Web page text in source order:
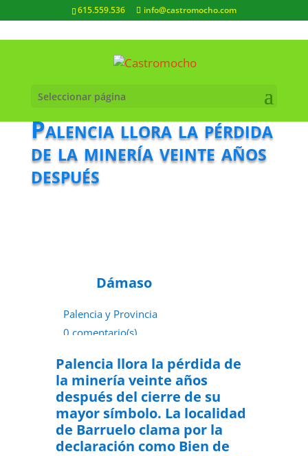
615.559.536 info@castromocho.com
Seleccionar página
Palencia llora la pérdida
de la minería veinte años
después
Dámaso
Palencia y Provincia
0 comentario(s)
Palencia llora la pérdida de
la minería veinte años
después del cierre de su
mayor símbolo. La localidad
de Barruelo clama por la
declaración como Bien de